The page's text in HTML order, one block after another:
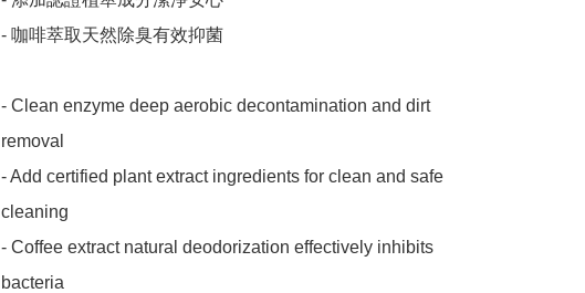
- 咖啡萃取天然除臭有效抑菌
- Clean enzyme deep aerobic decontamination and dirt
removal
- Add certified plant extract ingredients for clean and safe
cleaning
- Coffee extract natural deodorization effectively inhibits
bacteria